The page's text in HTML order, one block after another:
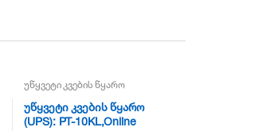
უწყვეტი კვების წყარო
უწყვეტი კვების წყარო
(UPS): PT-10KL,Online